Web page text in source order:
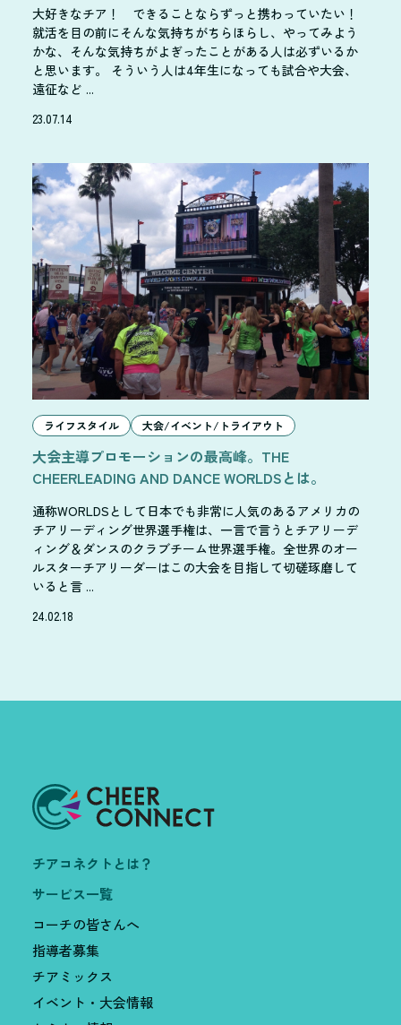
大好きなチア！ できることならずっと携わっていたい！
就活を目の前にそんな気持ちがちらほらし、やってみよう
かな、そんな気持ちがよぎったことがある人は必ずいるか
と思います。 そういう人は4年生になっても試合や大会、
遠征など ...
23.07.14
ライフスタイル 大会/イベント/トライアウト
大会主導プロモーションの最高峰。THE
CHEERLEADING AND DANCE WORLDSとは。
通称WORLDSとして日本でも非常に人気のあるアメリカの
チアリーディング世界選手権は、一言で言うとチアリーデ
ィング＆ダンスのクラブチーム世界選手権。全世界のオー
ルスターチアリーダーはこの大会を目指して切磋琢磨して
いると言 ...
24.02.18
チアコネクトとは？
サービス一覧
コーチの皆さんへ
指導者募集
チアミックス
イベント・大会情報